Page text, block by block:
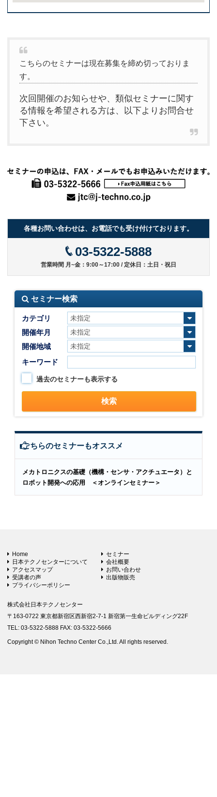
こちらのセミナーは現在募集を締め切っておりま
す。
次回開催のお知らせや、類似セミナーに関す
る情報を希望される方は、以下よりお問合せ
下さい。
各種お問い合わせは、お電話でも受け付けております。
03-5322-5888
営業時間 月~金：9:00～17:00 / 定休日：土日・祝日
セミナー検索
カテゴリ
開催年月
開催地域
キーワード
過去のセミナーも表示する
こちらのセミナーもオススメ
メカトロニクスの基礎（機構・センサ・アクチュエータ）と
ロボット開発への応用 ＜オンラインセミナー＞
Home
セミナー
日本テクノセンターについて
会社概要
アクセスマップ
お問い合わせ
受講者の声
出版物販売
プライバシーポリシー
株式会社日本テクノセンター
〒163-0722 東京都新宿区西新宿2-7-1 新宿第一生命ビルディング22F
TEL: 03-5322-5888 FAX: 03-5322-5666
Copyright © Nihon Techno Center Co.,Ltd. All rights reserved.